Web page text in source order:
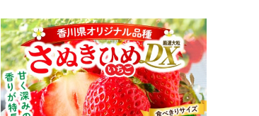
高い 先行受付 先行予約 季節限定 旬
おすすめ|_mk006-135